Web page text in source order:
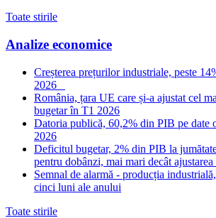
Toate stirile
Analize economice
Creșterea prețurilor industriale, peste
2026
România, țara UE care și-a ajustat cel
bugetar în T1 2026
Datoria publică, 60,2% din PIB pe date
2026
Deficitul bugetar, 2% din PIB la
pentru dobânzi, mai mari decât ajustarea
Semnal de alarmă - producția
cinci luni ale anului
Toate stirile